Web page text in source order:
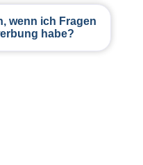
wenn ich Fragen
habe?